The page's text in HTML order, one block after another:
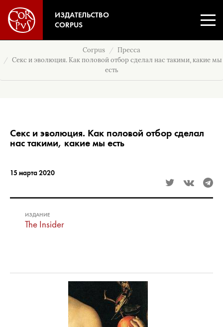
ИЗДАТЕЛЬСТВО
CORPUS
Corpus
Пресса
Секс и эволюция. Как половой отбор сделал нас такими, какие мы
есть
Секс и эволюция. Как половой отбор сделал
нас такими, какие мы есть
15 марта 2020
ИЗДАНИЕ
The Insider